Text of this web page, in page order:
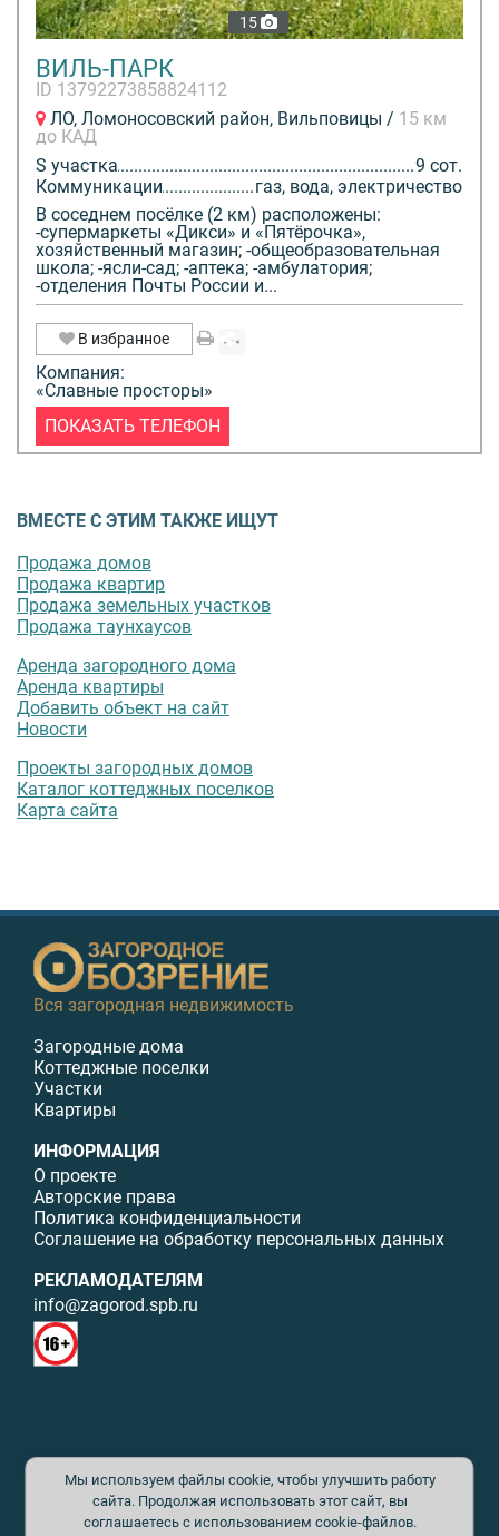
15
ВИЛЬ-ПАРК
ID 13792273858824112
ЛО, Ломоносовский район, Вильповицы / 15 км
до КАД
S участка
9 сот.
Коммуникации
газ, вода, электричество
В соседнем посёлке (2 км) расположены:
-супермаркеты «Дикси» и «Пятёрочка»,
хозяйственный магазин; -общеобразовательная
школа; -ясли-сад; -аптека; -амбулатория;
-отделения Почты России и...
В избранное
Компания:
«Славные просторы»
ПОКАЗАТЬ ТЕЛЕФОН
ВМЕСТЕ С ЭТИМ ТАКЖЕ ИЩУТ
Продажа домов
Продажа квартир
Продажа земельных участков
Продажа таунхаусов
Аренда загородного дома
Аренда квартиры
Добавить объект на сайт
Новости
Проекты загородных домов
Каталог коттеджных поселков
Карта сайта
Вся загородная недвижимость
Загородные дома
Коттеджные поселки
Участки
Квартиры
ИНФОРМАЦИЯ
О проекте
Авторские права
Политика конфиденциальности
Соглашение на обработку персональных данных
РЕКЛАМОДАТЕЛЯМ
info@zagorod.spb.ru
© ИП Малыщева Б.Л. Все права защищены. Перепечатка материалов
данного сайта возможна только с письменного разрешения. При
цитировании ссылка на www.zagorod.spb.ru обязательна. Редакция не
несет ответственности за содержание рекламных материалов. Все
Мы используем файлы cookie, чтобы улучшить работу
сайта. Продолжая использовать этот сайт, вы
соглашаетесь с использованием cookie-файлов.